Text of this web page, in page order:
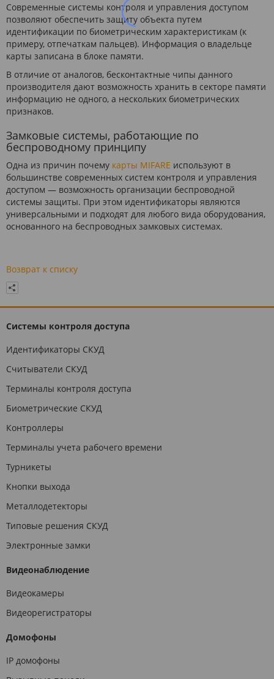
Современные системы контроля и управления доступом
позволяют обеспечить защиту объекта путем
идентификации по биометрическим характеристикам (к
примеру, отпечаткам пальцев). Информация о владельце
карты записана в блоке памяти.
В отличие от аналогов, бесконтактные чипы данного
производителя дают возможность хранить в секторе памяти
информацию не одного, а нескольких биометрических
признаков.
Замковые системы, работающие по
беспроводному принципу
Одна из причин почему карты MIFARE используют в
большинстве современных систем контроля и управления
доступом — возможность организации беспроводной
системы защиты. При этом идентификаторы являются
универсальными и подходят для любого вида оборудования,
основанного на беспроводных замковых системах.
Возврат к списку
Системы контроля доступа
Идентификаторы СКУД
Считыватели СКУД
Терминалы контроля доступа
Биометрические СКУД
Контроллеры
Терминалы учета рабочего времени
Турникеты
Кнопки выхода
Металлодетекторы
Типовые решения СКУД
Электронные замки
Видеонаблюдение
Видеокамеры
Видеорегистраторы
Домофоны
IP домофоны